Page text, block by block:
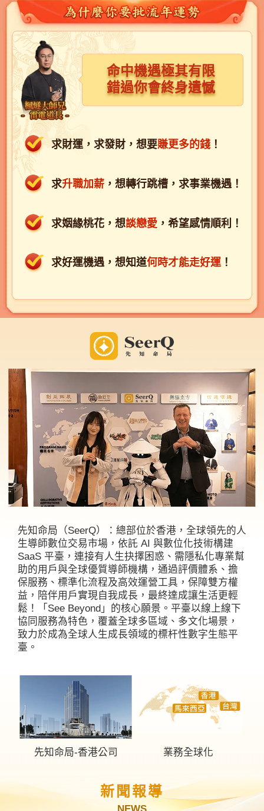
命中機遇極其有限
錯過你會終身遺憾
求財運，求發財，想要賺更多的錢！
求升職加薪，想轉行跳槽，求事業機遇！
求姻緣桃花，想談戀愛，希望感情順利！
求好運機遇，想知道何時才能走好運！
先知命局（SeerQ）：總部位於香港，全球領先的人
生導師數位交易市場，依託 AI 與數位化技術構建
SaaS 平臺，連接有人生抉擇困惑、需隱私化專業幫
助的用戶與全球優質導師機構，通過評價體系、擔
保服務、標準化流程及高效運營工具，保障雙方權
益，陪伴用戶實現自我成長，最終達成讓生活更輕
鬆！「See Beyond」的核心願景。平臺以線上線下
協同服務為特色，覆蓋全球多區域、多文化場景，
致力於成為全球人生成長領域的標杆性數字生態平
臺。
先知命局-香港公司 業務全球化
新聞報導